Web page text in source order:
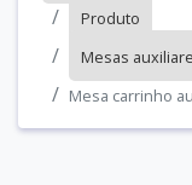
Produto
Mesas
Mesa carrinho